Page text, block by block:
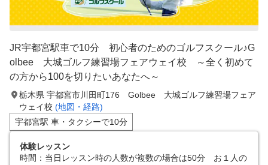
JR宇都宮駅車で10分 初心者のためのゴルフスクール♪G
olbee 大城ゴルフ練習場フェアウェイ校 ～全く初めて
の方から100を切りたいあなたへ～
栃木県 宇都宮市川田町176 Golbee 大城ゴルフ練習場フェア
ウェイ校 (地図・経路)
宇都宮駅 車・タクシーで10分
体験レッスン
時間：当日レッスン時の人数が複数の場合は50分 お１人の